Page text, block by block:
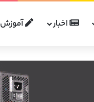
اخبار آموزش